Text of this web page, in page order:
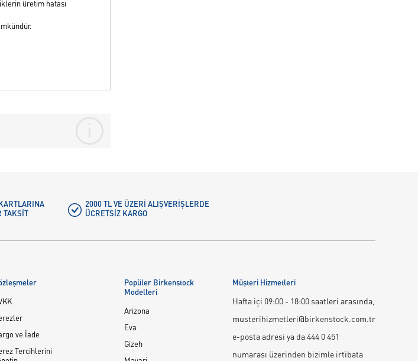
üretim hatası
TAKSIT
2000 TL VE ÜZERİ ALIŞVERİŞLERDE
ÜCRETSIZ KARGO
ve İade
Tercihlerini
Popüler Birkenstock
Modelleri
Arizona
Eva
Gizeh
Müşteri Hizmetleri
Hafta içi 09:00 - 18:00 saatleri arasında,
musterihizmetleri@birkenstock.com.tr
e-posta adresi ya da 444 0 451
numarası üzerinden bizimle irtibata